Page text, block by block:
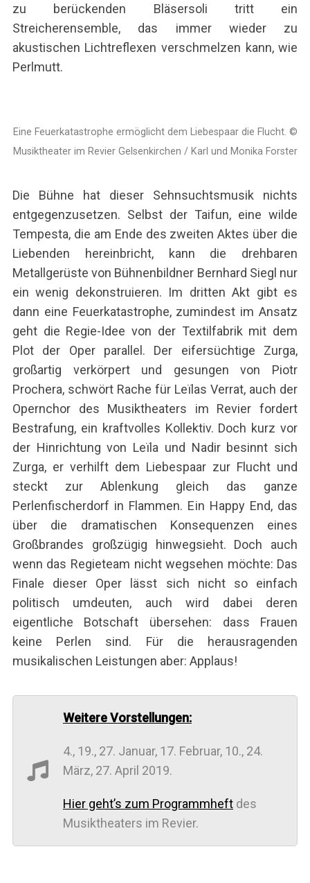
zu berückenden Bläsersoli tritt ein
Streicherensemble, das immer wieder zu
akustischen Lichtreflexen verschmelzen kann, wie
Perlmutt.
Eine Feuerkatastrophe ermöglicht dem Liebespaar die Flucht. ©
Musiktheater im Revier Gelsenkirchen / Karl und Monika Forster
Die Bühne hat dieser Sehnsuchtsmusik nichts
entgegenzusetzen. Selbst der Taifun, eine wilde
Tempesta, die am Ende des zweiten Aktes über die
Liebenden hereinbricht, kann die drehbaren
Metallgerüste von Bühnenbildner Bernhard Siegl nur
ein wenig dekonstruieren. Im dritten Akt gibt es
dann eine Feuerkatastrophe, zumindest im Ansatz
geht die Regie-Idee von der Textilfabrik mit dem
Plot der Oper parallel. Der eifersüchtige Zurga,
großartig verkörpert und gesungen von Piotr
Prochera, schwört Rache für Leïlas Verrat, auch der
Opernchor des Musiktheaters im Revier fordert
Bestrafung, ein kraftvolles Kollektiv. Doch kurz vor
der Hinrichtung von Leïla und Nadir besinnt sich
Zurga, er verhilft dem Liebespaar zur Flucht und
steckt zur Ablenkung gleich das ganze
Perlenfischerdorf in Flammen. Ein Happy End, das
über die dramatischen Konsequenzen eines
Großbrandes großzügig hinwegsieht. Doch auch
wenn das Regieteam nicht wegsehen möchte: Das
Finale dieser Oper lässt sich nicht so einfach
politisch umdeuten, auch wird dabei deren
eigentliche Botschaft übersehen: dass Frauen
keine Perlen sind. Für die herausragenden
musikalischen Leistungen aber: Applaus!
Weitere Vorstellungen:
4., 19., 27. Januar, 17. Februar, 10., 24.
März, 27. April 2019.
Hier geht’s zum Programmheftdes
Musiktheaters im Revier.